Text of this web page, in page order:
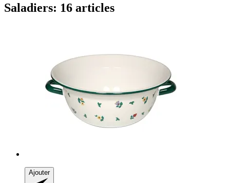
Saladiers: 16 articles
Ajouter